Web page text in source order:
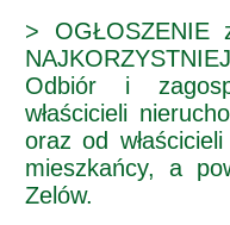
>
Odbiór i
właścicieli
oraz od
mieszkańcy, a
Zelów.